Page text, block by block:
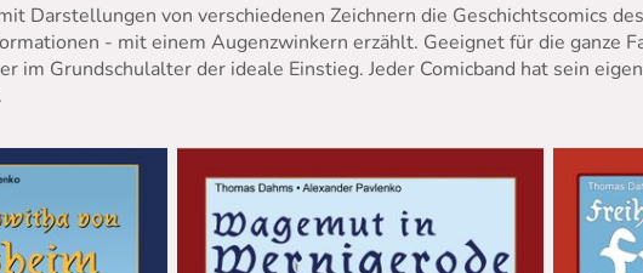
Darstellungen von verschiedenen Zeichnern die Geschichtscomics
- mit einem Augenzwinkern erzählt. Geeignet für die ganze
im Grundschulalter der ideale Einstieg. Jeder Comicband hat sein